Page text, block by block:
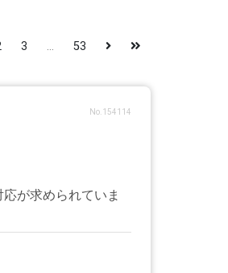
3 ... 53
No.154114
が求められていま